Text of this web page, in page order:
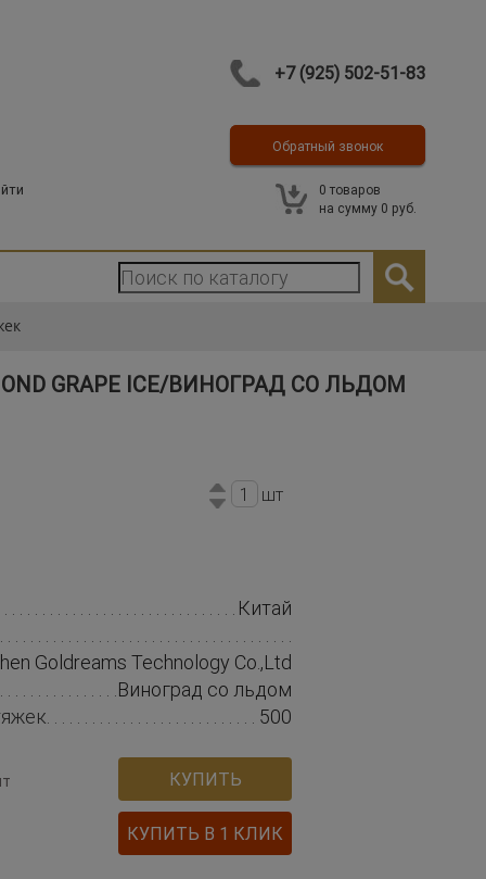
+7 (925) 502-51-83
Контакты
Обратный звонок
0 товаров
на сумму 0 руб.
GRAPE ICE/ВИНОГРАД СО ЛЬДОМ
шт
Китай
Goldreams Technology Co.,Ltd
Виноград со льдом
500
КУПИТЬ
КУПИТЬ В 1 КЛИК